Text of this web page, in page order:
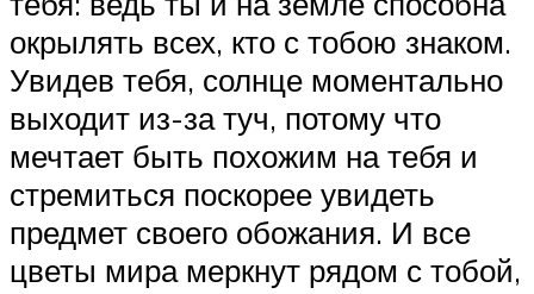
окрылять всех, кто с тобою знаком.
Увидев тебя, солнце моментально
выходит из-за туч, потому что
мечтает быть похожим на тебя и
стремиться поскорее увидеть
предмет своего обожания. И все
цветы мира меркнут рядом с тобой,